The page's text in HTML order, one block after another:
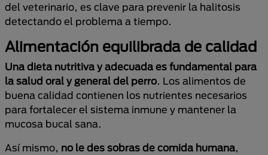
del veterinario, es clave para prevenir la halitosis
detectando el problema a tiempo.
Alimentación equilibrada de calidad
Una dieta nutritiva y adecuada es fundamental para
la salud oral y general del perro. Los alimentos de
buena calidad contienen los nutrientes necesarios
para fortalecer el sistema inmune y mantener la
mucosa bucal sana.
Así mismo, no le des sobras de comida humana,